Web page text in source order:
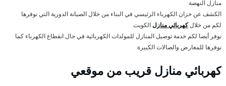
منازل النهضة
الكشف عن خزان الكهرباء الرئيسي في البناء من خلال الصيانة الدورية التي نوفرها
لكم من خلالكهربائي منازلالكويت
نوفر أيضا لكم خدمة توصيل المنازل للمولدات الكهربائية في حال انقطاع الكهرباء كما
نوفرها للمعارض والصالات الكبيرة
كهربائي منازل قريب من موقعي